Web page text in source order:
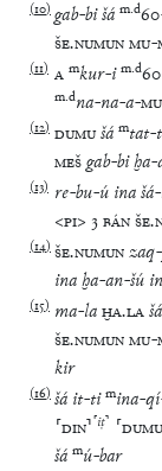
(10) gab-bišá m.d60
ŠE.NUMUNMU-
(11) A mkur-i m.d60
m.dna-na-a-MU
(12) DUMUšá mtat-
MEŠgab-biḫa-
(13) re-bu-ú inašá-
<PI> 3BÁNŠE.
(14) ŠE.NUMUNzaq-
inaḫa-an-šú
(15) ma-laḪA.LAšá
ŠE.NUMUNMU-
kir
(16) šá it-ti mina-qí
⸢DIN⸣⸢iṭ⸣ ⸢DUMU
šá mú-bar